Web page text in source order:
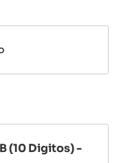
(10 Digitos) -